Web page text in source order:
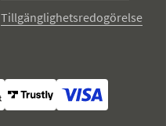
Tillgänglighetsredogörelse